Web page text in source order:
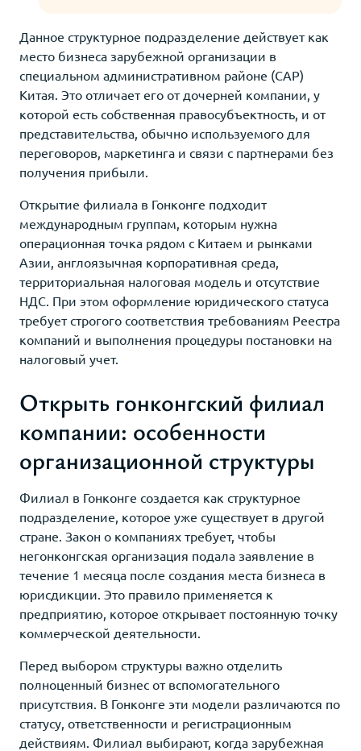
Данное структурное подразделение действует как
место бизнеса зарубежной организации в
специальном административном районе (САР)
Китая. Это отличает его от дочерней компании, у
которой есть собственная правосубъектность, и от
представительства, обычно используемого для
переговоров, маркетинга и связи с партнерами без
получения прибыли.
Открытие филиала в Гонконге подходит
международным группам, которым нужна
операционная точка рядом с Китаем и рынками
Азии, англоязычная корпоративная среда,
территориальная налоговая модель и отсутствие
НДС. При этом оформление юридического статуса
требует строгого соответствия требованиям Реестра
компаний и выполнения процедуры постановки на
налоговый учет.
Открыть гонконгский филиал
компании: особенности
организационной структуры
Филиал в Гонконге создается как структурное
подразделение, которое уже существует в другой
стране. Закон о компаниях требует, чтобы
негонконгская организация подала заявление в
течение 1 месяца после создания места бизнеса в
юрисдикции. Это правило применяется к
предприятию, которое открывает постоянную точку
коммерческой деятельности.
Перед выбором структуры важно отделить
полноценный бизнес от вспомогательного
присутствия. В Гонконге эти модели различаются по
статусу, ответственности и регистрационным
действиям. Филиал выбирают, когда зарубежная